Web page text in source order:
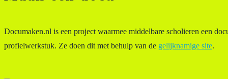
Documaken.nl is een project waarmee middelbare scholieren een
profielwerkstuk. Ze doen dit met behulp van de gelijknamige site.